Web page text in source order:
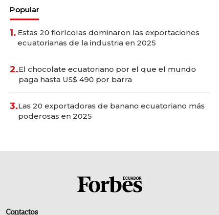
Popular
1. Estas 20 florícolas dominaron las exportaciones
ecuatorianas de la industria en 2025
2.El chocolate ecuatoriano por el que el mundo
paga hasta US$ 490 por barra
3.Las 20 exportadoras de banano ecuatoriano más
poderosas en 2025
Contactos